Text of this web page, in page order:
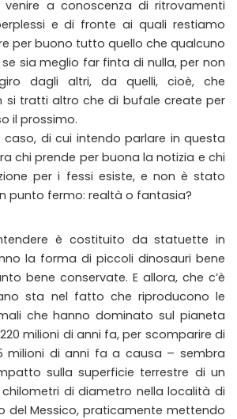
a conoscenza di ritrovamenti
e di fronte ai quali restiamo
per buono tutto quello che qualcuno
sia meglio far finta di nulla, per non
dagli altri, da quelli, cioè, che
si tratti altro che di bufale create per
il prossimo.
caso, di cui intendo parlare in questa
chi prende per buona la notizia e chi
per i fessi esiste, e non è stato
punto fermo: realtà o fantasia?
è costituito da statuette in
la forma di piccoli dinosauri bene
bene conservate. E allora, che c’è
sta nel fatto che riproducono le
che hanno dominato sul pianeta
milioni di anni fa, per scomparire di
milioni di anni fa a causa – sembra
sulla superficie terrestre di un
di diametro nella località di
del Messico, praticamente mettendo